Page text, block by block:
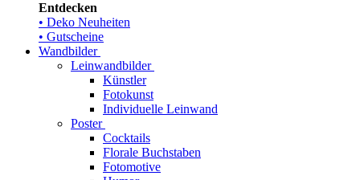
Entdecken
• Deko Neuheiten
• Gutscheine
Wandbilder
Leinwandbilder
Künstler
Fotokunst
Individuelle Leinwand
Poster
Cocktails
Florale Buchstaben
Fotomotive